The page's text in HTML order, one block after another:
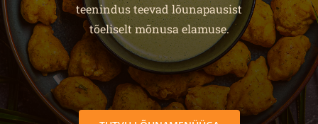
teenindus teevad lõunapausist
tõeliselt mõnusa elamuse.